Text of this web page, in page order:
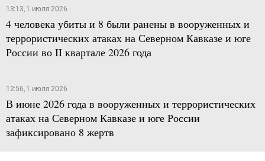
13:13, 1 июля 2026
4 человека убиты и 8 были ранены в вооруженных и
террористических атаках на Северном Кавказе и юге
России во II квартале 2026 года
12:56, 1 июля 2026
В июне 2026 года в вооруженных и террористических
атаках на Северном Кавказе и юге России
зафиксировано 8 жертв